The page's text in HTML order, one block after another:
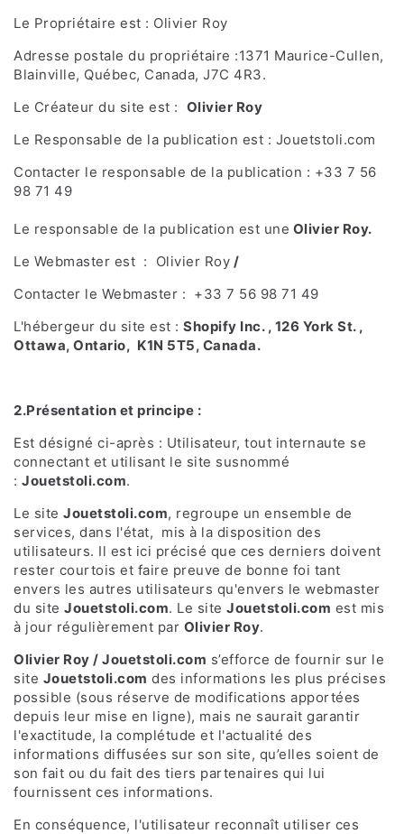
Le Propriétaire est : Olivier Roy
Adresse postale du propriétaire :1371 Maurice-Cullen,
Blainville, Québec, Canada, J7C 4R3.
Le Créateur du site est : Olivier Roy
Le Responsable de la publication est : Jouetstoli.com
Contacter le responsable de la publication : +33 7 56
98 71 49
Le responsable de la publication est une Olivier Roy.
Le Webmaster est : Olivier Roy /
Contacter le Webmaster : +33 7 56 98 71 49
L'hébergeur du site est : Shopify Inc. , 126 York St. ,
Ottawa, Ontario, K1N 5T5, Canada.
2.Présentation et principe :
Est désigné ci-après : Utilisateur, tout internaute se
connectant et utilisant le site susnommé
: Jouetstoli.com.
Le site Jouetstoli.com, regroupe un ensemble de
services, dans l'état, mis à la disposition des
utilisateurs. Il est ici précisé que ces derniers doivent
rester courtois et faire preuve de bonne foi tant
envers les autres utilisateurs qu'envers le webmaster
du site Jouetstoli.com. Le site Jouetstoli.com est mis
à jour régulièrement par Olivier Roy.
Olivier Roy / Jouetstoli.com s’efforce de fournir sur le
site Jouetstoli.com des informations les plus précises
possible (sous réserve de modifications apportées
depuis leur mise en ligne), mais ne saurait garantir
l'exactitude, la complétude et l'actualité des
informations diffusées sur son site, qu’elles soient de
son fait ou du fait des tiers partenaires qui lui
fournissent ces informations.
En conséquence, l'utilisateur reconnaît utiliser ces